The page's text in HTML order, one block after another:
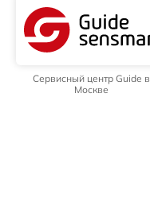
Сервисный центр Guide в
Москве